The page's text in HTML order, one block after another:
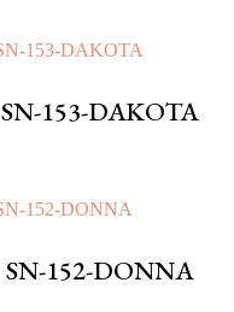
SN-153-DAKOTA
SN-152-DONNA